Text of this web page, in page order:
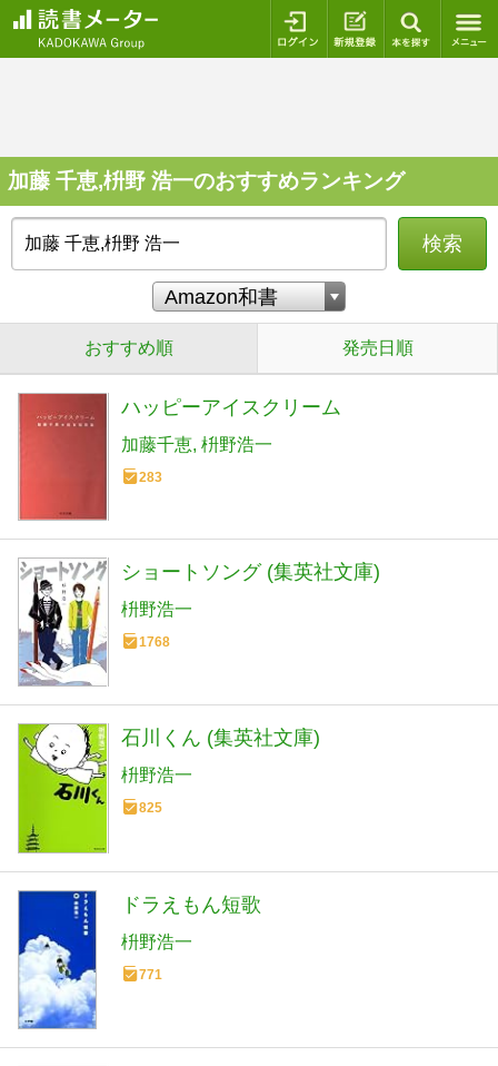
ログイン 新規登録
加藤 千恵,枡野 浩一のおすすめランキング
検索
おすすめ順 発売日順
ハッピーアイスクリーム
加藤千恵 枡野浩一
283
ショートソング (集英社文庫)
枡野浩一
1768
石川くん (集英社文庫)
枡野浩一
825
ドラえもん短歌
枡野浩一
771